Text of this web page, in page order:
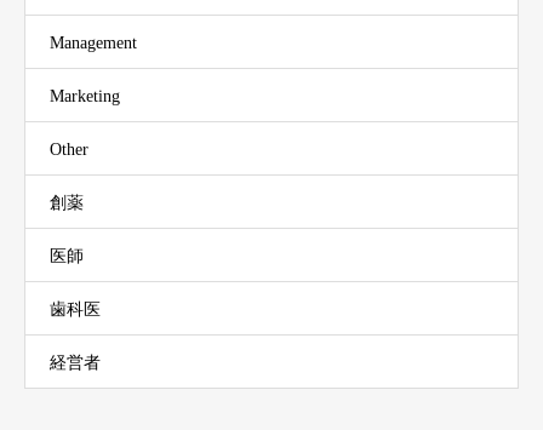
Management
Marketing
Other
創薬
医師
歯科医
経営者